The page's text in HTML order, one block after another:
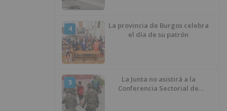
4
La provincia de Burgos celebra
el día de su patrón
5
La Junta no asistirá a la
Conferencia Sectorial de